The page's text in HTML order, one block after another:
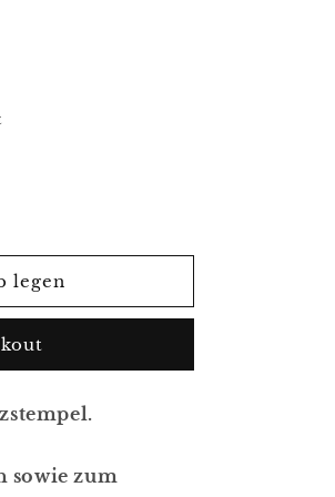
legen
sowie zum